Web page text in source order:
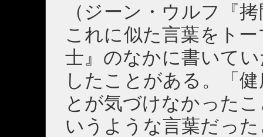
（ジーン・ウルフ『
これに似た言葉をト
士』のなかに書いて
したことがある。「
とが気づけなかった
いうような言葉だっ